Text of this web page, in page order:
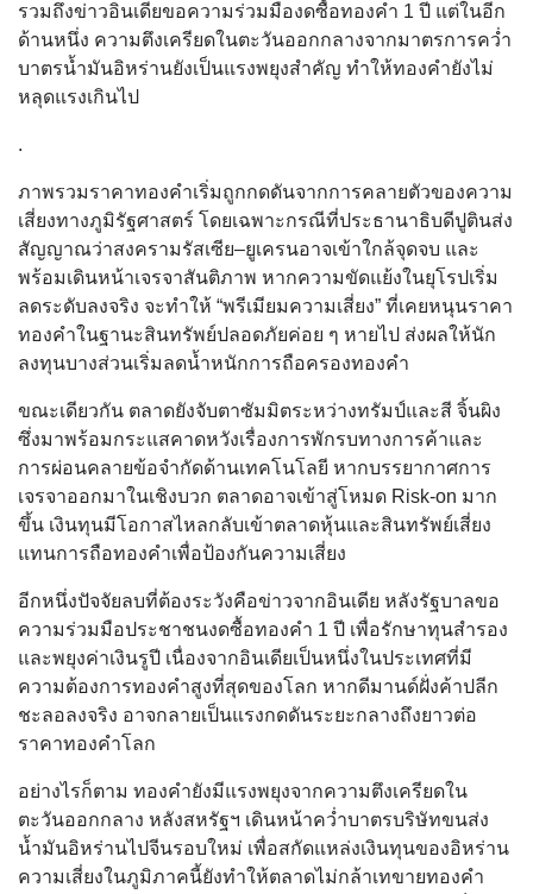
รวมถึงข่าวอินเดียขอความร่วมมืองดซื้อทองคำ 1 ปี แต่ในอีก
ด้านหนึ่ง ความตึงเครียดในตะวันออกกลางจากมาตรการคว่ำ
บาตรน้ำมันอิหร่านยังเป็นแรงพยุงสำคัญ ทำให้ทองคำยังไม่
หลุดแรงเกินไป
.
ภาพรวมราคาทองคำเริ่มถูกกดดันจากการคลายตัวของความ
เสี่ยงทางภูมิรัฐศาสตร์ โดยเฉพาะกรณีที่ประธานาธิบดีปูตินส่ง
สัญญาณว่าสงครามรัสเซีย–ยูเครนอาจเข้าใกล้จุดจบ และ
พร้อมเดินหน้าเจรจาสันติภาพ หากความขัดแย้งในยุโรปเริ่ม
ลดระดับลงจริง จะทำให้ “พรีเมียมความเสี่ยง” ที่เคยหนุนราคา
ทองคำในฐานะสินทรัพย์ปลอดภัยค่อย ๆ หายไป ส่งผลให้นัก
ลงทุนบางส่วนเริ่มลดน้ำหนักการถือครองทองคำ
ขณะเดียวกัน ตลาดยังจับตาซัมมิตระหว่างทรัมป์และสี จิ้นผิง
ซึ่งมาพร้อมกระแสคาดหวังเรื่องการพักรบทางการค้าและ
การผ่อนคลายข้อจำกัดด้านเทคโนโลยี หากบรรยากาศการ
เจรจาออกมาในเชิงบวก ตลาดอาจเข้าสู่โหมด Risk-on มาก
ขึ้น เงินทุนมีโอกาสไหลกลับเข้าตลาดหุ้นและสินทรัพย์เสี่ยง
แทนการถือทองคำเพื่อป้องกันความเสี่ยง
อีกหนึ่งปัจจัยลบที่ต้องระวังคือข่าวจากอินเดีย หลังรัฐบาลขอ
ความร่วมมือประชาชนงดซื้อทองคำ 1 ปี เพื่อรักษาทุนสำรอง
และพยุงค่าเงินรูปี เนื่องจากอินเดียเป็นหนึ่งในประเทศที่มี
ความต้องการทองคำสูงที่สุดของโลก หากดีมานด์ฝั่งค้าปลีก
ชะลอลงจริง อาจกลายเป็นแรงกดดันระยะกลางถึงยาวต่อ
ราคาทองคำโลก
อย่างไรก็ตาม ทองคำยังมีแรงพยุงจากความตึงเครียดใน
ตะวันออกกลาง หลังสหรัฐฯ เดินหน้าคว่ำบาตรบริษัทขนส่ง
น้ำมันอิหร่านไปจีนรอบใหม่ เพื่อสกัดแหล่งเงินทุนของอิหร่าน
ความเสี่ยงในภูมิภาคนี้ยังทำให้ตลาดไม่กล้าเทขายทองคำ